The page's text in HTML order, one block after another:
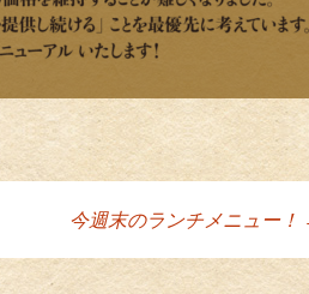
今週末のランチメニュー！